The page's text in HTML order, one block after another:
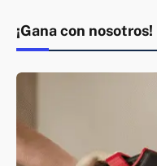
¡Gana con nosotros!